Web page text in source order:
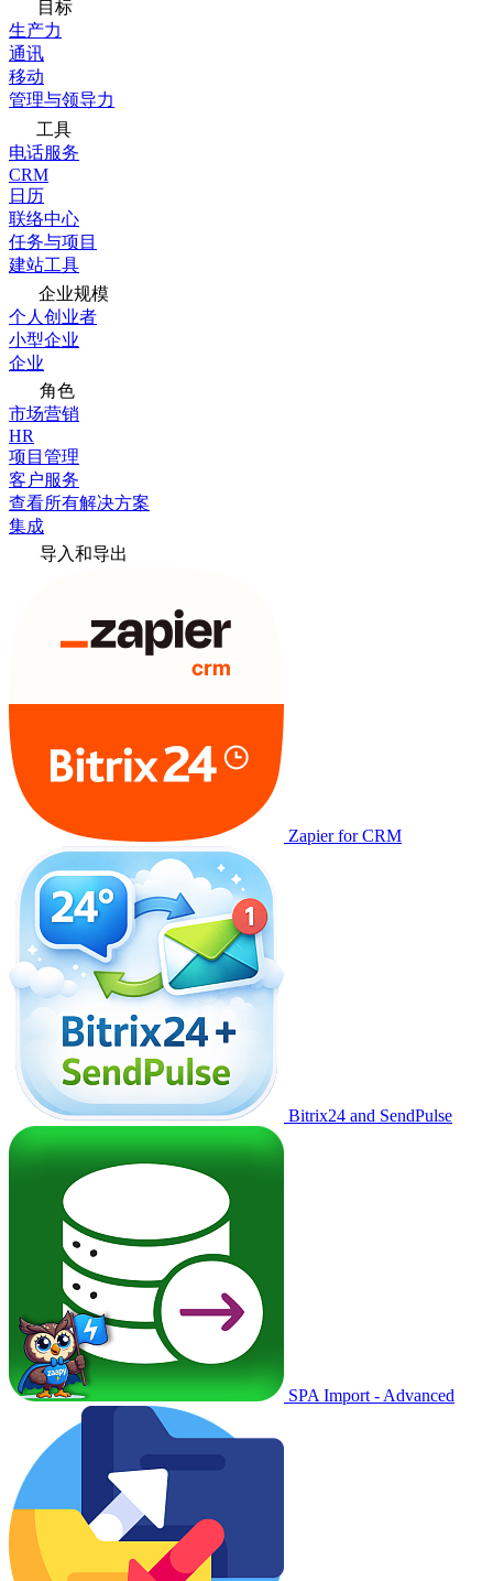
目标
生产力
通讯
移动
管理与领导力
工具
电话服务
CRM
日历
联络中心
任务与项目
建站工具
企业规模
个人创业者
小型企业
企业
角色
市场营销
HR
项目管理
客户服务
查看所有解决方案
集成
导入和导出
Zapier for CRM
Bitrix24 and SendPulse
SPA Import - Advanced